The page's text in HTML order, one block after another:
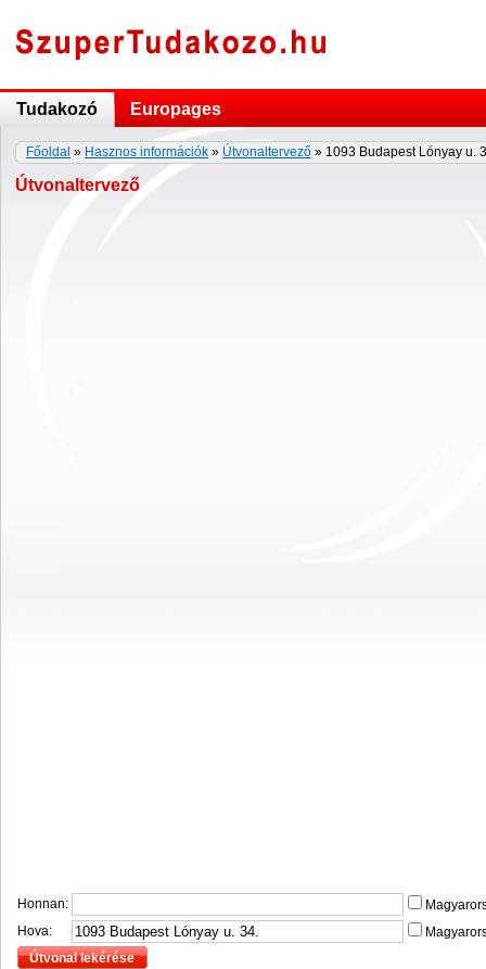
Tudakozó Europages
Főoldal » Hasznos információk » Útvonaltervező » 1093 Budapest Lónyay u.
Útvonaltervező
Honnan:
Hova: